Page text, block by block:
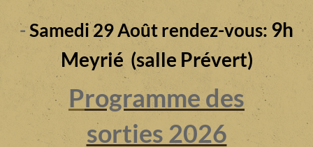
-Samedi 29 Août rendez-vous: 9h
Meyrié (salle Prévert)
Programme des
sorties 2026